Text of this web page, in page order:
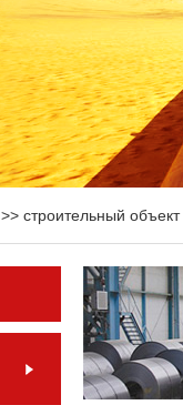
>> строительный объект